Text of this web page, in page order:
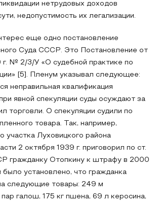
нетрудовых доходов
недопустимость их легализации.
еще одно постановление
Суда СССР. Это Постановление от
г. № 2/3/У «О судебной практике по
[5]. Пленум указывал следующее:
неправильная квалификация
явной спекуляции суды осуждают за
торговли. О спекуляции судили по
товара. Так, например,
участка Луховицкого района
2 октября 1939 г. приговорил по ст.
гражданку Отопкину к штрафу в 2000
установлено, что гражданка
следующие товары: 249 м
галош, 175 кг пшена, 69 л керосина,